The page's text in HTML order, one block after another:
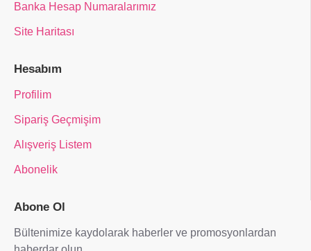
Banka Hesap Numaralarımız
Site Haritası
Hesabım
Profilim
Sipariş Geçmişim
Alışveriş Listem
Abonelik
Abone Ol
Bültenimize kaydolarak haberler ve promosyonlardan